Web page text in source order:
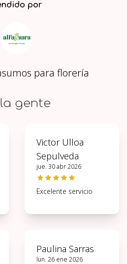
por
para florería
gente
Victor Ulloa
Sepulveda
jue. 30 abr 2026
Excelente servicio
Paulina Sarras
lun. 26 ene 2026